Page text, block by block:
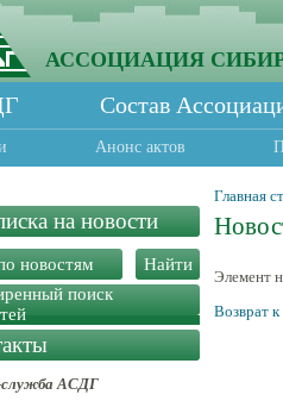
АССОЦИАЦИЯ
Состав
Анонс актов
на новости
поиск
служба АСДГ
Главная
Элемент
Возврат